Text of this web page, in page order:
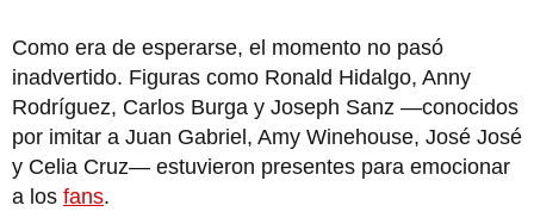
Como era de esperarse, el momento no pasó
inadvertido. Figuras como Ronald Hidalgo, Anny
Rodríguez, Carlos Burga y Joseph Sanz —conocidos
por imitar a Juan Gabriel, Amy Winehouse, José José
y Celia Cruz— estuvieron presentes para emocionar
a los fans.